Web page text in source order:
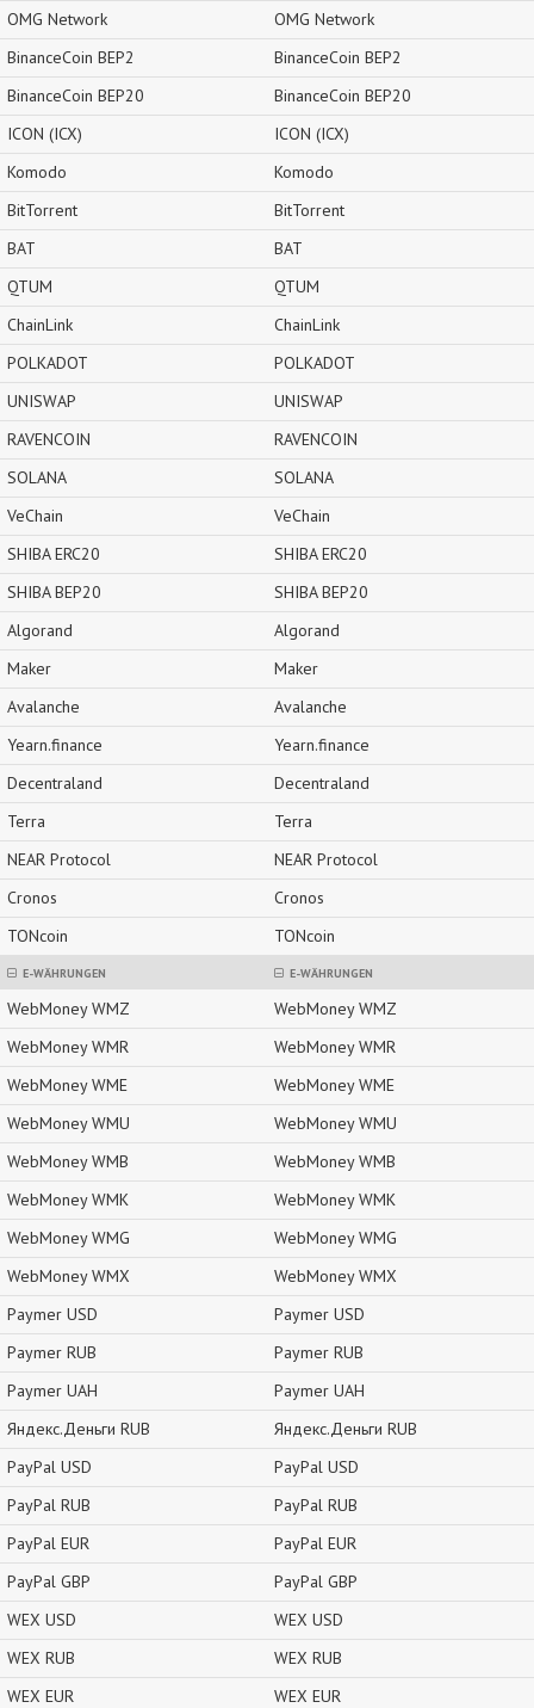
OMG Network
BinanceCoin BEP2
BinanceCoin BEP20
ICON (ICX)
Komodo
BitTorrent
BAT
QTUM
ChainLink
POLKADOT
UNISWAP
RAVENCOIN
SOLANA
VeChain
SHIBA ERC20
SHIBA BEP20
Algorand
Maker
Avalanche
Yearn.finance
Decentraland
Terra
NEAR Protocol
Cronos
TONcoin
E-WÄHRUNGEN
WebMoney WMZ
WebMoney WMR
WebMoney WME
WebMoney WMU
WebMoney WMB
WebMoney WMK
WebMoney WMG
WebMoney WMX
Paymer USD
Paymer RUB
Paymer UAH
Яндекс.Деньги RUB
PayPal USD
PayPal RUB
PayPal EUR
PayPal GBP
WEX USD
WEX RUB
WEX EUR
OMG Network
BinanceCoin BEP2
BinanceCoin BEP20
ICON (ICX)
Komodo
BitTorrent
BAT
QTUM
ChainLink
POLKADOT
UNISWAP
RAVENCOIN
SOLANA
VeChain
SHIBA ERC20
SHIBA BEP20
Algorand
Maker
Avalanche
Yearn.finance
Decentraland
Terra
NEAR Protocol
Cronos
TONcoin
E-WÄHRUNGEN
WebMoney WMZ
WebMoney WMR
WebMoney WME
WebMoney WMU
WebMoney WMB
WebMoney WMK
WebMoney WMG
WebMoney WMX
Paymer USD
Paymer RUB
Paymer UAH
Яндекс.Деньги RUB
PayPal USD
PayPal RUB
PayPal EUR
PayPal GBP
WEX USD
WEX RUB
WEX EUR